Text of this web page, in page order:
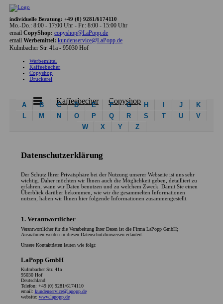
individuelle Beratung: +49 (0) 9281/6174110
Mo.-Do.: 8:00 - 17:00 Uhr - Fr.: 8:00 - 15:00 Uhr
emailCopyShop: copyshop@LaPopp.de
emailWerbemittel: kundenservice@LaPopp.de
Kulmbacher Str. 41a - 95030 Hof
Werbemittel
Kaffeebecher
Copyshop
Druckerei
Kaffeebecher Copyshop
A B C D E F G H J
K
L
M N O P Q R S T U
V
W
X Y Z
Datenschutzerklärung
Der Schutz Ihrer Privatsphäre bei der Nutzung unserer Webseite ist uns sehr
wichtig. Daher möchten wir Ihnen auch die Möglichkeit geben, detailliert zu
erfahren, wann wir Daten benutzen und zu welchem Zweck. Damit Sie einen
Überblick darüber bekommen, wie wir die gesammelten Informationen
nutzen, haben wir Ihnen hier folgende Informationen zusammengestellt.
1. Verantwortlicher
Verantwortlicher für die Verarbeitung Ihrer Daten ist die Firma LaPopp GmbH;
Ausnahmen werden in diesen Datenschutzhinweisen erläutert.
Unsere Kontaktdaten lauten wie folgt:
LaPopp GmbH
Kulmbacher Str. 41a
95030 Hof
Deutschland
Telefon: +49 (0) 9281/6174110
email: kundenservice@lapopp.de
website: www.lapopp.de